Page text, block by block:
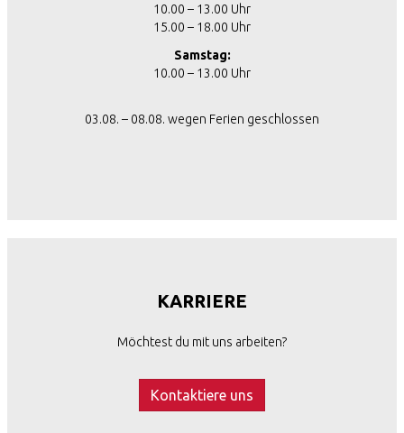
10.00 – 13.00 Uhr
15.00 – 18.00 Uhr
Samstag:
10.00 – 13.00 Uhr
03.08. – 08.08. wegen Ferien geschlossen
KARRIERE
Möchtest du mit uns arbeiten?
Kontaktiere uns